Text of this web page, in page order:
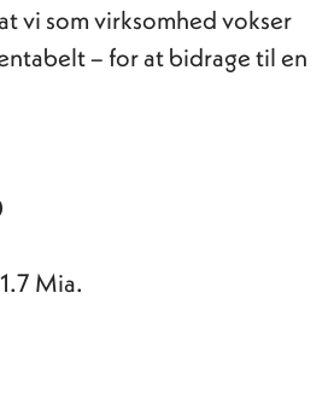
vi som virksomhed vokser
– for at bidrage til en
Mia.